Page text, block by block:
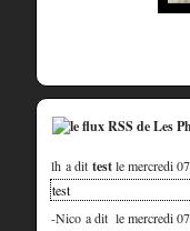
lh a dit testle mercredi
test
-Nico a dit le mercredi